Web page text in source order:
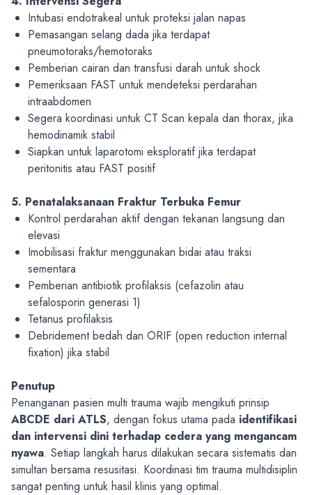
Intubasi endotrakeal untuk proteksi jalan napas
Pemasangan selang dada jika terdapat
pneumotoraks/hemotoraks
Pemberian cairan dan transfusi darah untuk shock
Pemeriksaan FAST untuk mendeteksi perdarahan
intraabdomen
Segera koordinasi untuk CT Scan kepala dan thorax, jika
hemodinamik stabil
Siapkan untuk laparotomi eksploratif jika terdapat
peritonitis atau FAST positif
5. Penatalaksanaan Fraktur Terbuka Femur
Kontrol perdarahan aktifdengan tekanan langsung dan
elevasi
Imobilisasi fraktur menggunakan bidai atau traksi
sementara
Pemberian antibiotik profilaksis (cefazolin atau
sefalosporin generasi 1)
Tetanus profilaksis
Debridement bedah dan ORIF (open reduction internal
fixation) jika stabil
Penutup
Penanganan pasien multi trauma wajib mengikuti prinsip
ABCDE dari ATLS, dengan fokus utama pada identifikasi
dan intervensi dini terhadap cedera yang mengancam
nyawa. Setiap langkah harus dilakukan secara sistematis dan
simultan bersama resusitasi. Koordinasi tim trauma multidisiplin
sangat penting untuk hasil klinis yang optimal.